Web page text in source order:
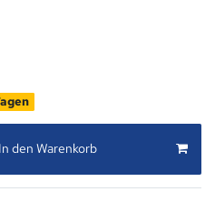
In den Warenkorb